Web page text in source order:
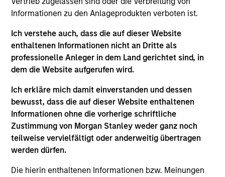
Informationen zu den Anlageprodukten verboten ist.
Ich verstehe auch, dass die auf dieser Website
enthaltenen Informationen nicht an Dritte als
professionelle Anleger in dem Land gerichtet sind, in
dem die Website aufgerufen wird.
Ich erkläre mich damit einverstanden und dessen
bewusst, dass die auf dieser Website enthaltenen
Informationen ohne die vorherige schriftliche
Zustimmung von Morgan Stanley weder ganz noch
teilweise vervielfältigt oder anderweitig übertragen
werden dürfen.
Die hierin enthaltenen Informationen bzw. Meinungen
management industry in 2011. Previously, he was a
senior investment operations specialist at Eaton
account administrator at The Bank of New York
Mellon and was affiliated with State Street Bank
and Trust. Lee earned a B.S. from the State
University of New York at New Paltz and an MBA
from Suffolk University.
Team Insights